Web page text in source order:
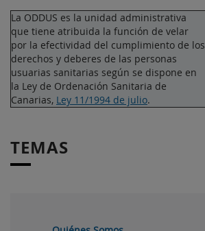
La ODDUS es la unidad administrativa
que tiene atribuida la función de velar
por la efectividad del cumplimiento de los
derechos y deberes de las personas
usuarias sanitarias según se dispone en
la Ley de Ordenación Sanitaria de
Canarias, Ley 11/1994 de julio.
TEMAS